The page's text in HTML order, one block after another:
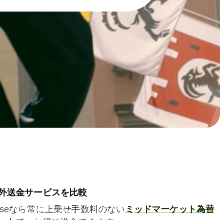
送金サービスを比較
なら常に上乗せ手数料のない ミッドマーケット為替